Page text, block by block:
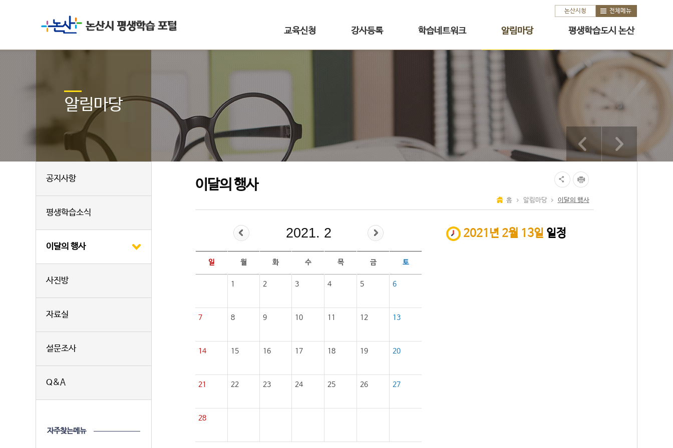
논산시청 전체메뉴
교육신청 강사등록 학습네트워크 알림마당 평생학습도시 논산
알림마당
공지사항
평생학습소식
이달의 행사
사진방
자료실
설문조사
Q&A
자주찾는메뉴
이달의 행사
홈 알림마당 이달의 행사
2021. 2
일 월 화 수 목 금 토
1 2 3 4 5 6
7 8 9 10 11 12 13
14 15 16 17 18 19 20
21 22 23 24 25 26 27
28
2021년 2월 13일 일정